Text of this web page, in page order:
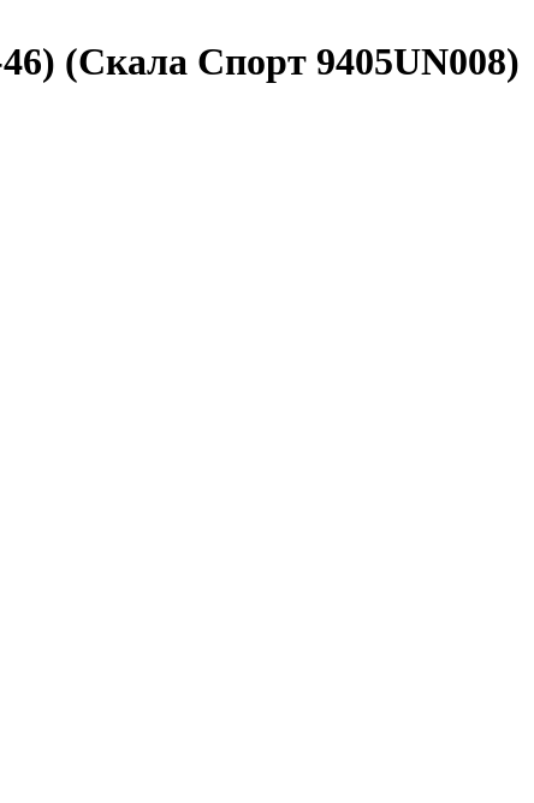
(Скала Спорт 9405UN008)